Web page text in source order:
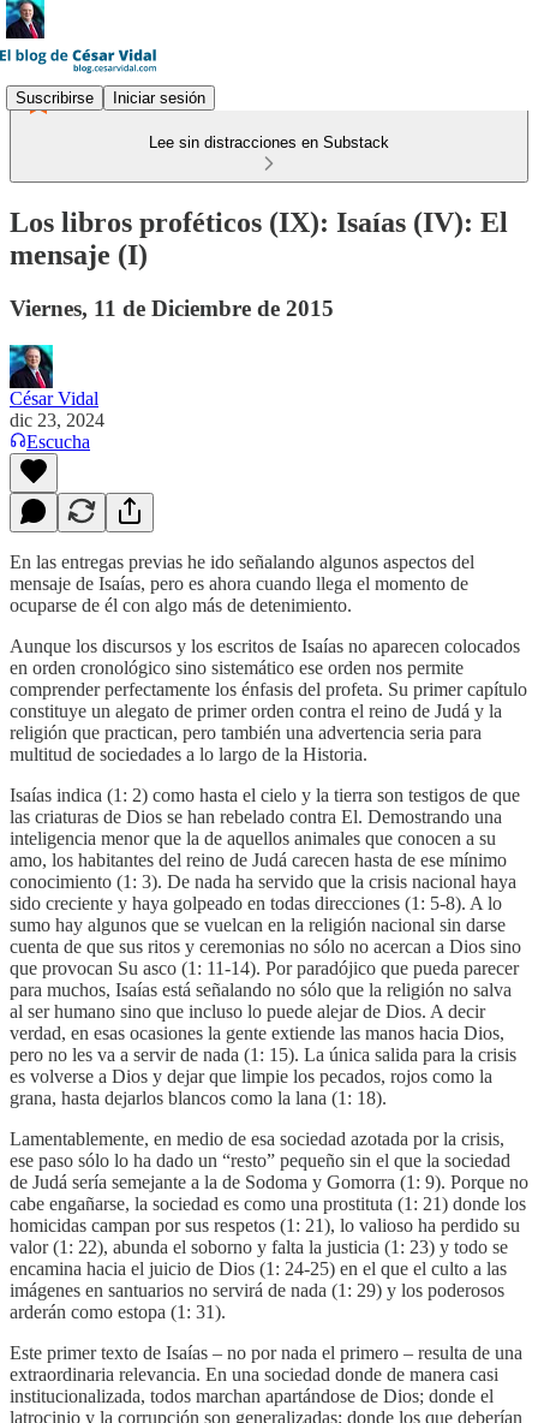
Suscribirse Iniciar sesión
Lee sin distracciones en Substack
Los libros proféticos (IX): Isaías (IV): El
mensaje (I)
Viernes, 11 de Diciembre de 2015
César Vidal
dic 23, 2024
Escucha
En las entregas previas he ido señalando algunos aspectos del
mensaje de Isaías, pero es ahora cuando llega el momento de
ocuparse de él con algo más de detenimiento.
Aunque los discursos y los escritos de Isaías no aparecen colocados
en orden cronológico sino sistemático ese orden nos permite
comprender perfectamente los énfasis del profeta. Su primer capítulo
constituye un alegato de primer orden contra el reino de Judá y la
religión que practican, pero también una advertencia seria para
multitud de sociedades a lo largo de la Historia.
Isaías indica (1: 2) como hasta el cielo y la tierra son testigos de que
las criaturas de Dios se han rebelado contra El. Demostrando una
inteligencia menor que la de aquellos animales que conocen a su
amo, los habitantes del reino de Judá carecen hasta de ese mínimo
conocimiento (1: 3). De nada ha servido que la crisis nacional haya
sido creciente y haya golpeado en todas direcciones (1: 5-8). A lo
sumo hay algunos que se vuelcan en la religión nacional sin darse
cuenta de que sus ritos y ceremonias no sólo no acercan a Dios sino
que provocan Su asco (1: 11-14). Por paradójico que pueda parecer
para muchos, Isaías está señalando no sólo que la religión no salva
al ser humano sino que incluso lo puede alejar de Dios. A decir
verdad, en esas ocasiones la gente extiende las manos hacia Dios,
pero no les va a servir de nada (1: 15). La única salida para la crisis
es volverse a Dios y dejar que limpie los pecados, rojos como la
grana, hasta dejarlos blancos como la lana (1: 18).
Lamentablemente, en medio de esa sociedad azotada por la crisis,
ese paso sólo lo ha dado un “resto” pequeño sin el que la sociedad
de Judá sería semejante a la de Sodoma y Gomorra (1: 9). Porque no
cabe engañarse, la sociedad es como una prostituta (1: 21) donde los
homicidas campan por sus respetos (1: 21), lo valioso ha perdido su
valor (1: 22), abunda el soborno y falta la justicia (1: 23) y todo se
encamina hacia el juicio de Dios (1: 24-25) en el que el culto a las
imágenes en santuarios no servirá de nada (1: 29) y los poderosos
arderán como estopa (1: 31).
Este primer texto de Isaías – no por nada el primero – resulta de una
extraordinaria relevancia. En una sociedad donde de manera casi
institucionalizada, todos marchan apartándose de Dios; donde el
latrocinio y la corrupción son generalizadas; donde los que deberían